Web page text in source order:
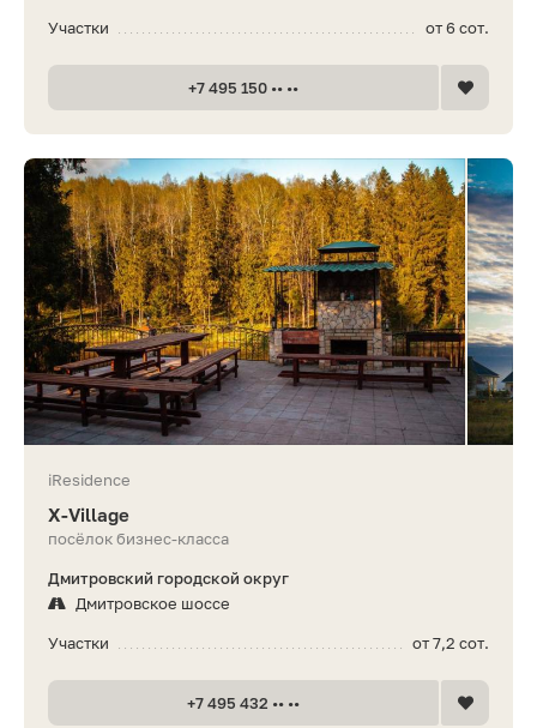
от 6 сот.
Участки
+7 495 150 •• ••
iResidence
X-Village
посёлок бизнес-класса
Дмитровский городской округ
Дмитровское шоссе
от 7,2 сот.
Участки
+7 495 432 •• ••